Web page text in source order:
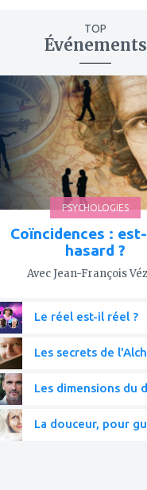
TOP
Événements
favoris
PSYCHOLOGIES
Coïncidences :
hasard ?
Avec Jean-François
Le réel est-il réel ?
Les secrets de
Les dimensions du
La douceur, pour